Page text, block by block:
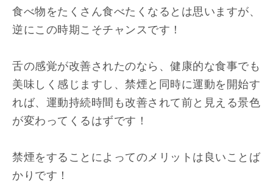
食べ物をたくさん食べたくなるとは思いますが、
逆にこの時期こそチャンスです！
舌の感覚が改善されたのなら、健康的な食事でも
美味しく感じますし、禁煙と同時に運動を開始す
れば、運動持続時間も改善されて前と見える景色
が変わってくるはずです！
禁煙をすることによってのメリットは良いことば
かりです！